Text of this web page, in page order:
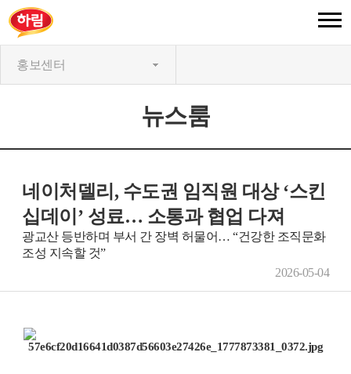
홍보센터
뉴스룸
네이처델리, 수도권 임직원 대상 ‘스킨
십데이’ 성료… 소통과 협업 다져
광교산 등반하며 부서 간 장벽 허물어… “건강한 조직문화
조성 지속할 것”
2026-05-04